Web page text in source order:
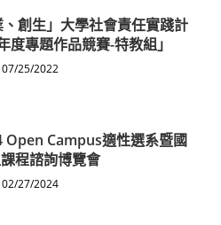
、創生」大學社會責任實踐計
度專題作品競賽-特教組」
07/25/2022
Open Campus適性選系暨國
程諮詢博覽會
02/27/2024